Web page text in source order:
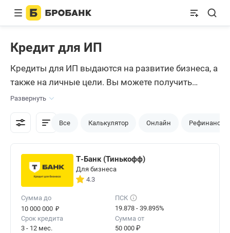
Кредит для ИП
Кредиты для ИП выдаются на развитие бизнеса, а
также на личные цели. Вы можете получить
деньги и потратить их на что угодно. Сервис
Бробанк.ру собрал предложения банков, которые
работают с индивидуальными
большинство кредиторов предпочитает работать
с физлицами.
Развернуть
Все Калькулятор Онлайн
Т-Банк (Тинькофф)
Для бизнеса
4.3
Сумма до
10 000 000 ₽
ПСК
19.878 - 39.895%
Срок кредита
3 - 12 мес.
Сумма от
50 000 ₽